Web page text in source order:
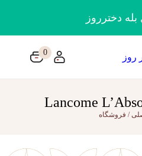
بله دخترروز
0
Lancome
/ فروشگاه